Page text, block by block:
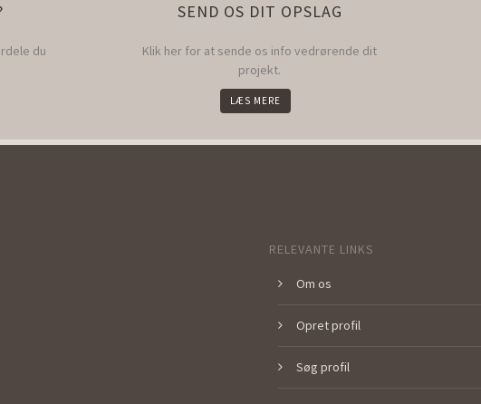
du
SEND OS DIT OPSLAG
Klik her for at sende os info vedrørende dit
projekt.
LÆS MERE
RELEVANTE LINKS
Om os
Opret profil
Søg profil